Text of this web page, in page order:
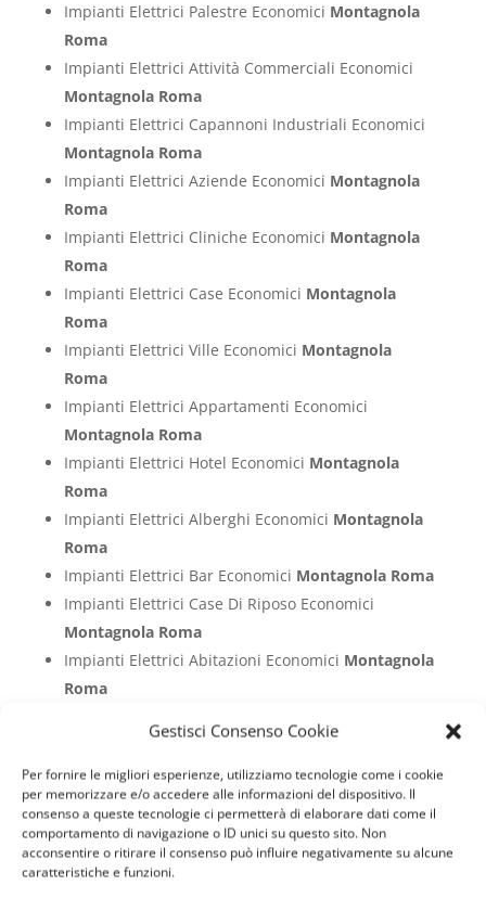
Gestisci Consenso Cookie
Per fornire le migliori esperienze, utilizziamo tecnologie come i cookie
per memorizzare e/o accedere alle informazioni del dispositivo. Il
consenso a queste tecnologie ci permetterà di elaborare dati come il
comportamento di navigazione o ID unici su questo sito. Non
acconsentire o ritirare il consenso può influire negativamente su alcune
caratteristiche e funzioni.
Impianti Elettrici Palestre Economici Montagnola
Roma
Impianti Elettrici Attività Commerciali Economici
Montagnola Roma
Impianti Elettrici Capannoni Industriali Economici
Montagnola Roma
Impianti Elettrici Aziende Economici Montagnola
Roma
Impianti Elettrici Cliniche Economici Montagnola
Roma
Impianti Elettrici Case Economici Montagnola
Roma
Impianti Elettrici Ville Economici Montagnola
Roma
Impianti Elettrici Appartamenti Economici
Montagnola Roma
Impianti Elettrici Hotel Economici Montagnola
Roma
Impianti Elettrici Alberghi Economici Montagnola
Roma
Impianti Elettrici Bar Economici Montagnola Roma
Impianti Elettrici Case Di Riposo Economici
Montagnola Roma
Impianti Elettrici Abitazioni Economici Montagnola
Roma
Approfondimento su
Impianti Elettrici Civili
Montagnola Roma
Impianti Elettrici Civili
Montagnola Roma